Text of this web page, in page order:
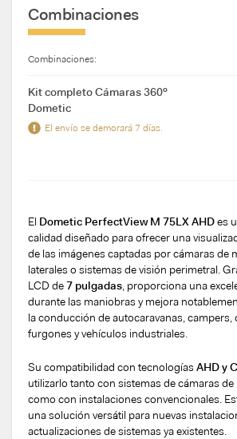
Combinaciones
Combinaciones:
Kit completo Cámaras 360º
Dometic
El envío se demorará 7 días.
El Dometic PerfectView M 75LX AHDes
calidad diseñado para ofrecer una
de las imágenes captadas por cámaras de
laterales o sistemas de visión perimetral.
LCD de7 pulgadas , proporciona una
durante las maniobras y mejora
la conducción de autocaravanas, campers,
furgones y vehículos industriales.
Su compatibilidad con tecnologías AHD y
utilizarlo tanto con sistemas de cámaras
como con instalaciones convencionales.
una solución versátil para nuevas
actualizaciones de sistemas ya existentes.